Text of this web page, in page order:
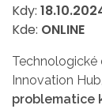
Kdy:
Kde: ONLINE
Technologické
Innovation
problematice